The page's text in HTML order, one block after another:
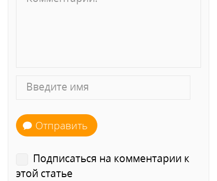
Отправить
Подписаться на комментарии к
этой статье